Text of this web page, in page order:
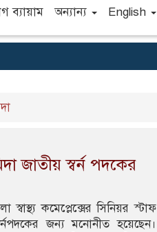
ব্যায়াম
অন্যান্য English
জাতীয় স্বর্ন পদকের
কমেপ্লেক্সের সিনিয়র স্টাফ
জন্য মনোনীত হয়েছেন।